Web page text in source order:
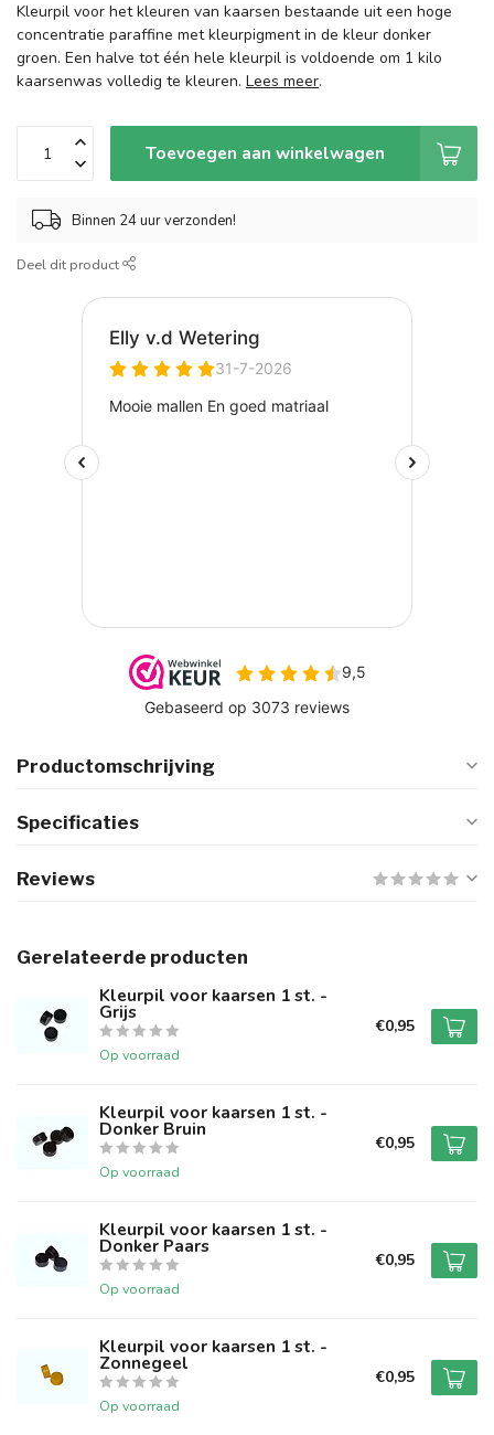
Kleurpil voor het kleuren van kaarsen bestaande uit een hoge
concentratie paraffine met kleurpigment in de kleur donker
groen. Een halve tot één hele kleurpil is voldoende om 1 kilo
kaarsenwas volledig te kleuren. Lees meer.
Toevoegen aan winkelwagen
Binnen 24 uur verzonden!
Deel dit product
Productomschrijving
Specificaties
Reviews
Gerelateerde producten
Kleurpil voor kaarsen 1 st. -
Grijs
Op voorraad
€0,95
Kleurpil voor kaarsen 1 st. -
Donker Bruin
Op voorraad
€0,95
Kleurpil voor kaarsen 1 st. -
Donker Paars
Op voorraad
€0,95
Kleurpil voor kaarsen 1 st. -
Zonnegeel
Op voorraad
€0,95